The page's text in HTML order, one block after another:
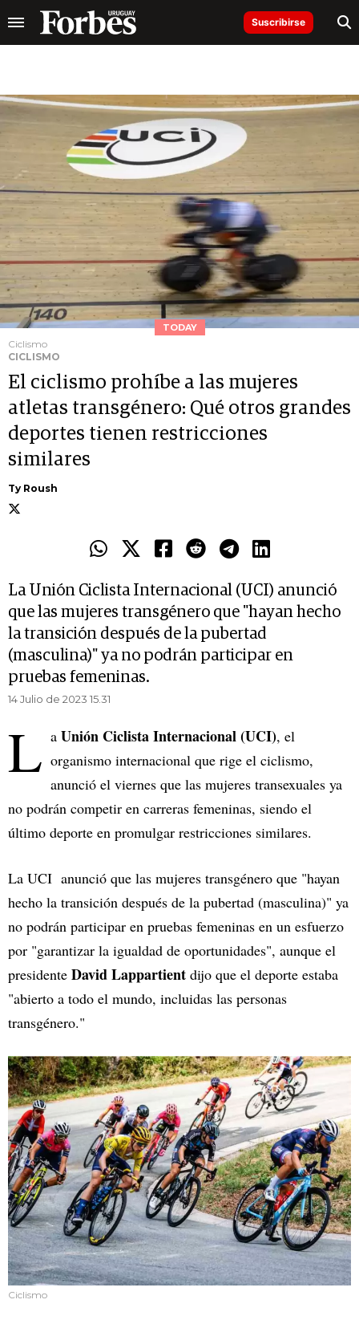
Suscribirse
TODAY
Ciclismo
CICLISMO
El ciclismo prohíbe a las mujeres
atletas transgénero: Qué otros grandes
deportes tienen restricciones
similares
Ty Roush
La Unión Ciclista Internacional (UCI) anunció
que las mujeres transgénero que "hayan hecho
la transición después de la pubertad
(masculina)" ya no podrán participar en
pruebas femeninas.
14 Julio de 2023 15.31
L a Unión Ciclista Internacional (UCI), el
organismo internacional que rige el ciclismo,
anunció el viernes que las mujeres transexuales ya
no podrán competir en carreras femeninas, siendo el
último deporte en promulgar restricciones similares.
La UCI anunció que las mujeres transgénero que "hayan
hecho la transición después de la pubertad (masculina)" ya
no podrán participar en pruebas femeninas en un esfuerzo
por "garantizar la igualdad de oportunidades", aunque el
presidente David Lappartient dijo que el deporte estaba
"abierto a todo el mundo, incluidas las personas
transgénero."
Ciclismo